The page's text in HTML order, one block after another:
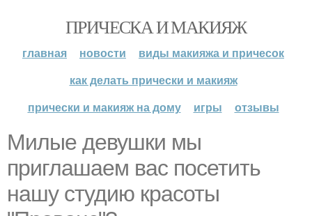
ПРИЧЕСКА И МАКИЯЖ
главная новости
виды макияжа и причесок
как делать прически и макияж
прически и макияж на дому
игры отзывы
Милые девушки мы
приглашаем вас посетить
нашу студию красоты